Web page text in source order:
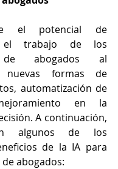
el potencial de
el trabajo de los
de abogados al
nuevas formas de
automatización de
en la
A continuación,
algunos de los
de la IA para
abogados: